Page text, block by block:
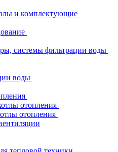
и комплектующие
системы фильтрации воды
воды
отопления
отопления